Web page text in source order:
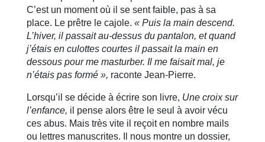
C’est un moment où il se sent faible, pas à sa
place. Le prêtre le cajole. « Puis la main descend.
L’hiver, il passait au-dessus du pantalon, et quand
j’étais en culottes courtes il passait la main en
dessous pour me masturber. Il me faisait mal, je
n’étais pas formé », raconte Jean-Pierre.
Lorsqu’il se décide à écrire son livre, Une croix sur
l’enfance, il pense alors être le seul à avoir vécu
ces abus. Mais très vite il reçoit en nombre mails
ou lettres manuscrites. Il nous montre un dossier,